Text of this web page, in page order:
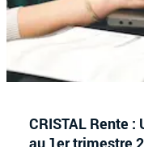
CRISTAL Rente :